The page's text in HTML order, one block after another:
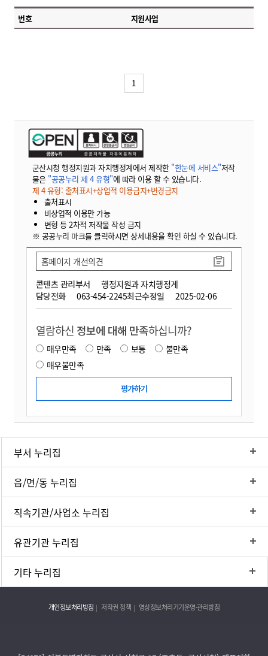
번호 지원사업
1
군산시청 행정지원과 자치행정계에서 제작한 "한눈에 서비스"저작
물은 "공공누리 제 4 유형"에 따라 이용 할 수 있습니다.
제 4 유형: 출처표시+상업적 이용금지+변경금지
출처표시
비상업적 이용만 가능
변형 등 2차적 저작물 작성 금지
※ 공공누리 마크를 클릭하시면 상세내용을 확인 하실 수 있습니다.
콘텐츠 관리부서
행정지원과 자치행정계
담당전화
063-454-2245최근수정일 2025-02-06
홈페이지 개선의견
열람하신 정보에 대해 만족하십니까?
매우만족 만족 보통
불만족
매우불만족
부서 누리집
읍/면/동 누리집
직속기관/사업소 누리집
유관기관 누리집
기타 누리집
개인정보처리방침 저작권 정책 영상정보처리기기운영·관리방침